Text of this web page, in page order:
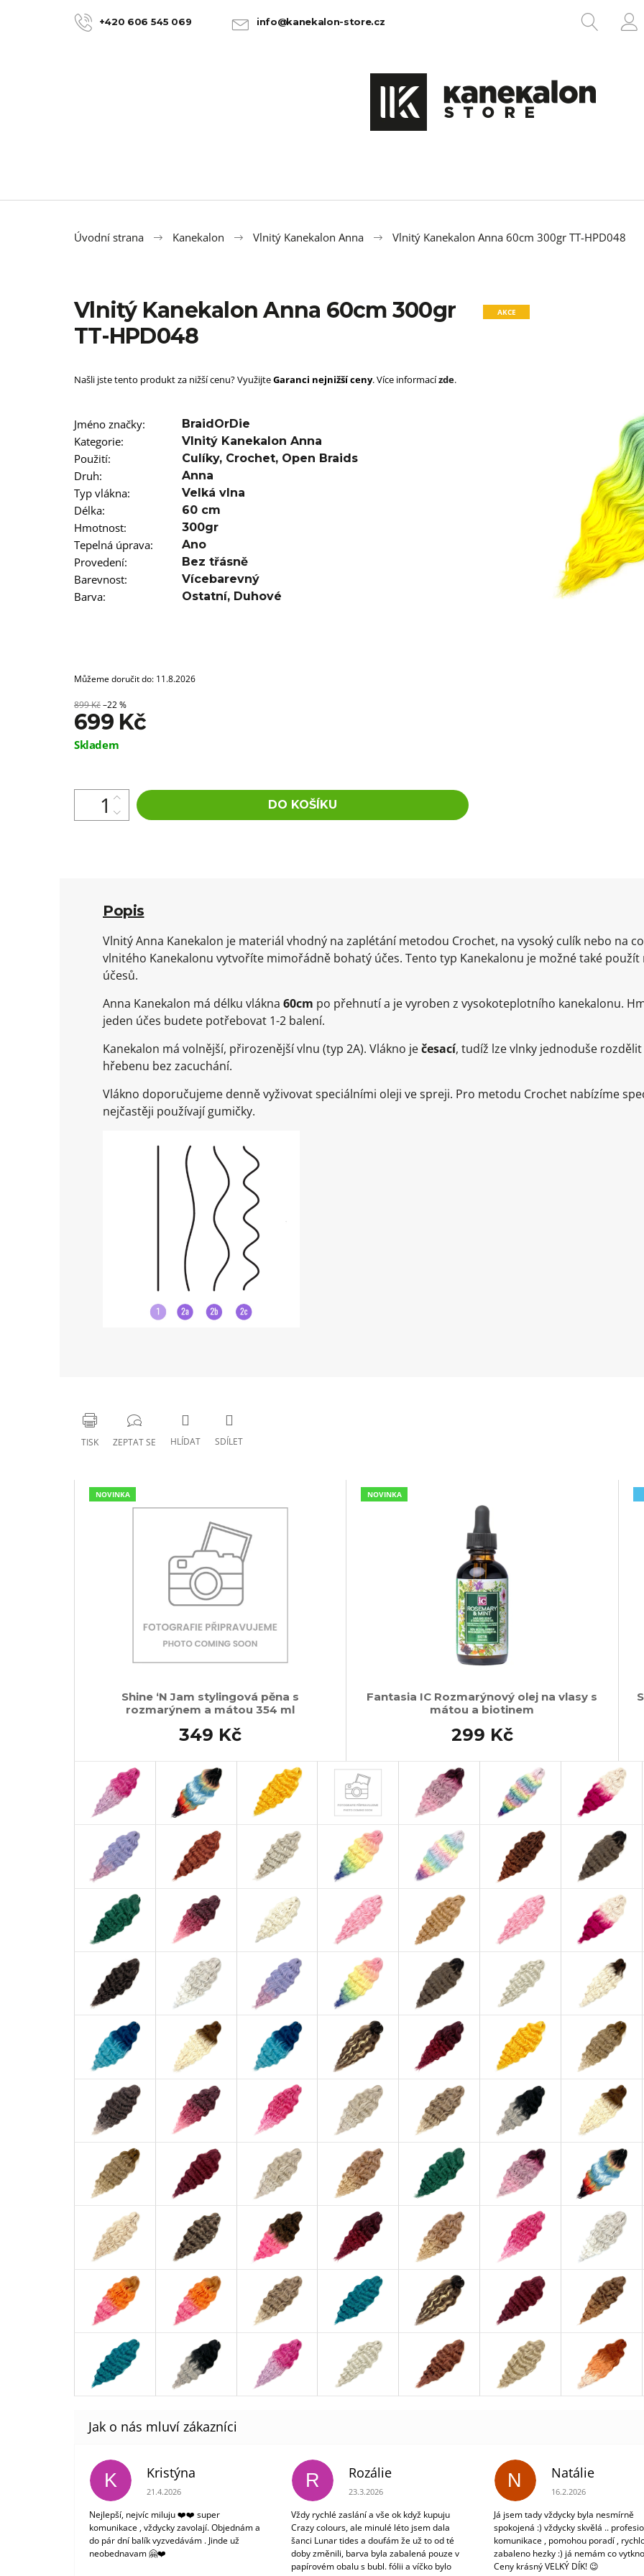
+420 606 545 069 info@kanekalon-store.cz
Úvodní strana Kanekalon Vlnitý Kanekalon Anna Vlnitý Kanekalon Anna 60cm 300gr TT-HPD048
Vlnitý Kanekalon Anna 60cm 300gr
TT-HPD048
AKCE
Našli jste tento produkt za nižší cenu? VyužijteGaranci nejnižší ceny. Více informacízde.
Jméno značky: BraidOrDie
Kategorie: Vlnitý Kanekalon Anna
Použití: Culíky, Crochet, Open Braids
Druh: Anna
Typ vlákna: Velká vlna
Délka: 60 cm
Hmotnost: 300gr
Tepelná úprava: Ano
Provedení: Bez třásně
Barevnost: Vícebarevný
Barva: Ostatní, Duhové
Můžeme doručit do: 11.8.2026
899 Kč–22 %
699 Kč
Měrná
Skladem
DO KOŠÍKU
Popis
Vlnitý Anna Kanekalon je materiál vhodný na zaplétání metodou Crochet, na vysoký culík nebo na
vlnitého Kanekalonu vytvoříte mimořádně bohatý účes. Tento typ Kanekalonu je možné také
účesů.
Anna Kanekalon má délku vlákna 60cm po přehnutí a je vyroben z vysokoteplotního kanekalonu.
jeden účes budete potřebovat 1-2 balení.
Kanekalon má volnější, přirozenější vlnu (typ 2A). Vlákno ječesací, tudíž lze vlnky jednoduše
hřebenu bez zacuchání.
Vlákno doporučujeme denně vyživovat speciálními oleji ve spreji. Pro metodu Crochet nabízíme
nejčastěji používají gumičky.
TISK ZEPTAT SE HLÍDAT SDÍLET
NOVINKA
Shine ‘N Jam stylingová pěna s
rozmarýnem a mátou 354 ml
349 Kč
NOVINKA
Fantasia IC Rozmarýnový olej na vlasy s
mátou a biotinem
299 Kč
K Kristýna
Hodnocení obchodu je 5 z 5 hvězdiček.
21.4.2026
Nejlepší, nejvíc miluju ❤️❤️ super
komunikace , vždycky zavolají. Objednám a
do pár dní balík vyzvedávám . Jinde už
neobednavam 🤗❤️
R Rozálie
Hodnocení obchodu je 3 z 5 hvězdiček.
23.3.2026
Vždy rychlé zaslání a vše ok když kupuju
Crazy colours, ale minulé léto jsem dala
šanci Lunar tides a doufám že už to od té
doby změnili, barva byla zabalená pouze v
papírovém obalu s bubl. fólii a víčko bylo
N Natálie
Hodnocení obchodu je
16.2.2026
Já jsem tady vždycky byla nesmírně
spokojená :) vždycky skvělá ..
komunikace , pomohou poradí ,
zabaleno hezky :) já nemám co
Ceny krásný VELKÝ DÍK! 😉
Co potřebujete najít?
100% JUMBO BRAID KANEKALON 22
SUPERBRAID
99 Kč
100% EZ KANEKALON 1